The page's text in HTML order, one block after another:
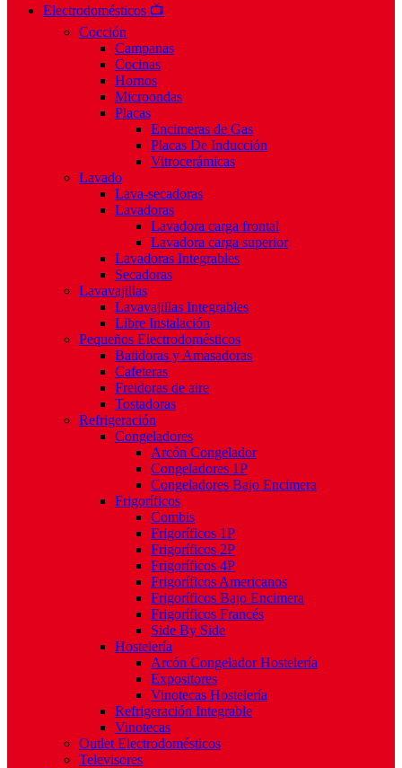
Electrodomésticos 📺
Cocción
Campanas
Cocinas
Hornos
Microondas
Placas
Encimeras de Gas
Placas De Inducción
Vitrocerámicas
Lavado
Lava-secadoras
Lavadoras
Lavadora carga frontal
Lavadora carga superior
Lavadoras Integrables
Secadoras
Lavavajillas
Lavavajillas Integrables
Libre Instalación
Pequeños Electrodomésticos
Batidoras y Amasadoras
Cafeteras
Freidoras de aire
Tostadoras
Refrigeración
Congeladores
Arcón Congelador
Congeladores 1P
Congeladores Bajo Encimera
Frigoríficos
Combis
Frigoríficos 1P
Frigoríficos 2P
Frigoríficos 4P
Frigoríficos Americanos
Frigoríficos Bajo Encimera
Frigoríficos Francés
Side By Side
Hostelería
Arcón Congelador Hostelería
Expositores
Vinotecas Hostelería
Refrigeración Integrable
Vinotecas
Outlet Electrodomésticos
Televisores